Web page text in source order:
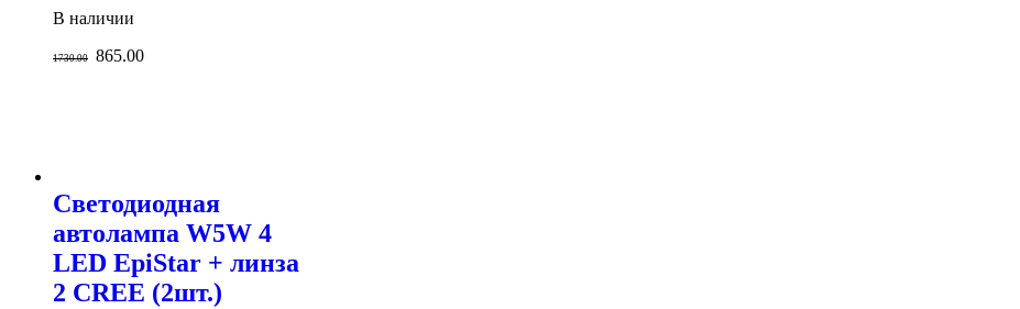
В наличии
1730.00 865.00
Светодиодная
автолампа W5W 4
LED EpiStar + линза
2 CREE (2шт.)